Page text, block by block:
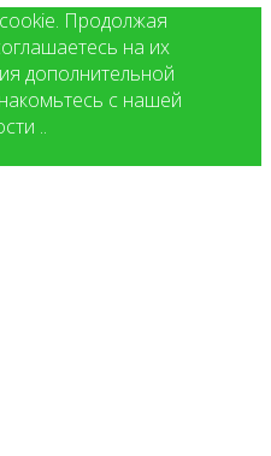
Продолжая
на их
дополнительной
с нашей
..